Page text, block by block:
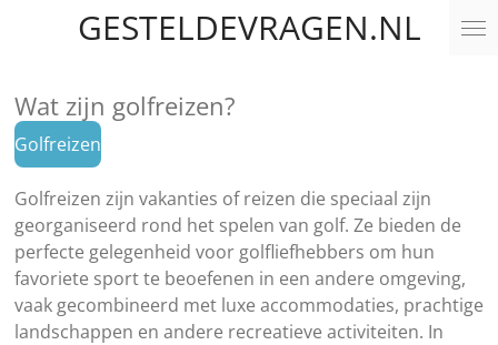
de
hoofdinhoud
GESTELDEVRAGEN.NL
Wat zijn golfreizen?
Golfreizen
Golfreizen zijn vakanties of reizen die speciaal zijn
georganiseerd rond het spelen van golf. Ze bieden de
perfecte gelegenheid voor golfliefhebbers om hun
favoriete sport te beoefenen in een andere omgeving,
vaak gecombineerd met luxe accommodaties, prachtige
landschappen en andere recreatieve activiteiten. In